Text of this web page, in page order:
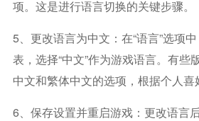
项。这是进行语言切换的关键步骤。
5、‌更改语言为中文‌：在“语言”选项
表，选择“中文”作为游戏语言。有些
中文和繁体中文的选项，根据个人喜
‌6、保存设置并重启游戏‌：更改语言